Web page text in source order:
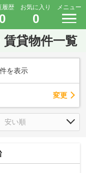
履歴
0
お気に入り
0
メニュー
貸物件一覧
件を表示
変更